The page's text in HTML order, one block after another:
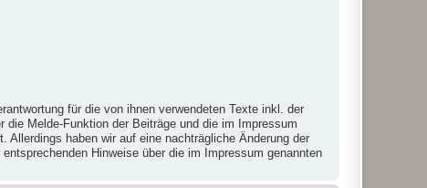
für die von ihnen verwendeten Texte inkl. der
Melde-Funktion der Beiträge und die im Impressum
haben wir auf eine nachträgliche Änderung der
Hinweise über die im Impressum genannten